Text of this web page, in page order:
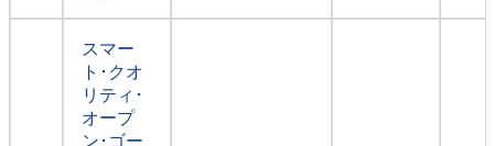
スマー
ト･クオ
リティ･
オープ
ン･ゴー